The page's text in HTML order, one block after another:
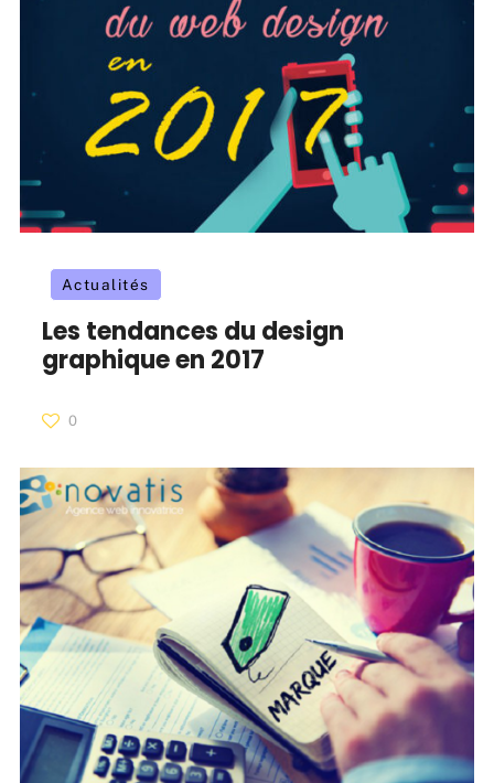
Actualités
Les tendances du design
graphique en 2017
0